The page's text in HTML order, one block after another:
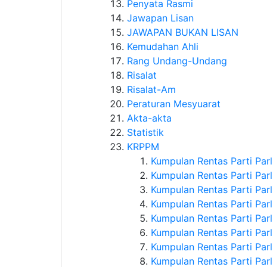
Penyata Rasmi
Jawapan Lisan
JAWAPAN BUKAN LISAN
Kemudahan Ahli
Rang Undang-Undang
Risalat
Risalat-Am
Peraturan Mesyuarat
Akta-akta
Statistik
KRPPM
Kumpulan Rentas Parti
Kumpulan Rentas Parti
Kumpulan Rentas Parti
Kumpulan Rentas Parti
Kumpulan Rentas Parti
Kumpulan Rentas Parti
Kumpulan Rentas Parti
Kumpulan Rentas Parti